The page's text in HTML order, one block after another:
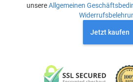
unsereAllgemeinen
Jetzt kaufen